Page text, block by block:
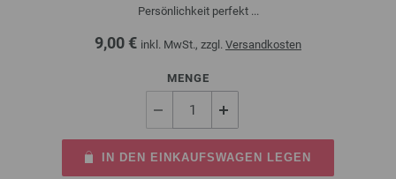
Persönlichkeit perfekt ...
9,00 € inkl. MwSt., zzgl. Versandkosten
MENGE
IN DEN EINKAUFSWAGEN LEGEN